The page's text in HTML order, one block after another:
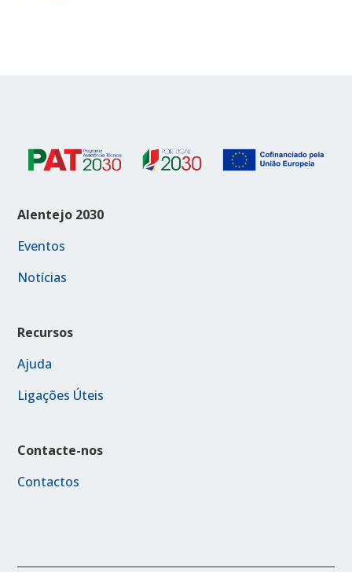
Alentejo 2030
Eventos
Notícias
Recursos
Ajuda
Ligações Úteis
Contacte-nos
Contactos